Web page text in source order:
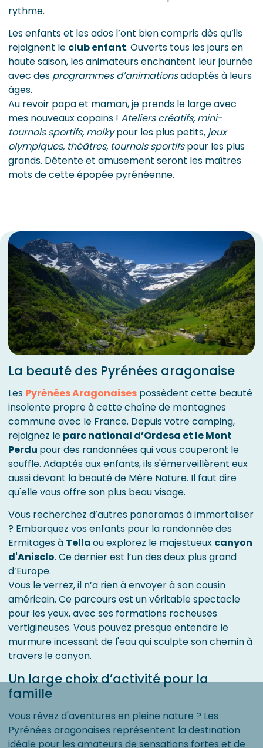
rythme.
Les enfants et les ados l’ont bien compris dès qu’ils
rejoignent le club enfant. Ouverts tous les jours en
haute saison, les animateurs enchantent leur journée
avec des programmes d’animationsadaptés à leurs
âges.
Au revoir papa et maman, je prends le large avec
mes nouveaux copains ! Ateliers créatifs, mini-
tournois sportifs, molkypour les plus petits, jeux
olympiques, théâtres, tournois sportifspour les plus
grands. Détente et amusement seront les maîtres
mots de cette épopée pyrénéenne.
La beauté des Pyrénées aragonaise
Les Pyrénées Aragonaises possèdent cette beauté
insolente propre à cette chaîne de montagnes
commune avec le France. Depuis votre camping,
rejoignez le parc national d’Ordesa et le Mont
Perdu pour des randonnées qui vous couperont le
souffle. Adaptés aux enfants, ils s'émerveillèrent eux
aussi devant la beauté de Mère Nature. Il faut dire
qu'elle vous offre son plus beau visage.
Vous recherchez d’autres panoramas à immortaliser
? Embarquez vos enfants pour la randonnée des
Ermitages à Tellaou explorez le majestueux canyon
d'Anisclo. Ce dernier est l’un des deux plus grand
d’Europe.
Vous le verrez, il n’a rien à envoyer à son cousin
américain. Ce parcours est un véritable spectacle
pour les yeux, avec ses formations rocheuses
vertigineuses. Vous pouvez presque entendre le
murmure incessant de l'eau qui sculpte son chemin à
travers le canyon.
Un large choix d’activité pour la
famille
Vous rêvez d'aventures en pleine nature ? Les
Pyrénées aragonaises représentent la destination
idéale pour les amateurs de sensations fortes et de